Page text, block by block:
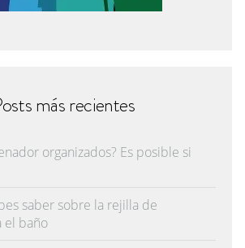
más recientes
organizados? Es posible si
saber sobre la rejilla de
el baño